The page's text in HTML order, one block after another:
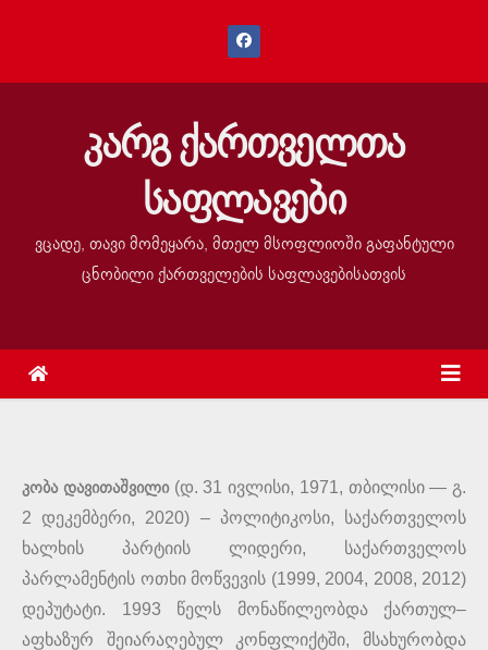
კარგ ქართველთა
საფლავები
ვცადე, თავი მომეყარა, მთელ მსოფლიოში გაფანტული
ცნობილი ქართველების საფლავებისათვის
კობა დავითაშვილი(დ. 31 ივლისი, 1971, თბილისი — გ.
2 დეკემბერი, 2020) – პოლიტიკოსი, საქართველოს
ხალხის პარტიის ლიდერი, საქართველოს
პარლამენტის ოთხი მოწვევის (1999, 2004, 2008, 2012)
დეპუტატი. 1993 წელს მონაწილეობდა ქართულ–
აფხაზურ შეიარაღებულ კონფლიქტში, მსახურობდა